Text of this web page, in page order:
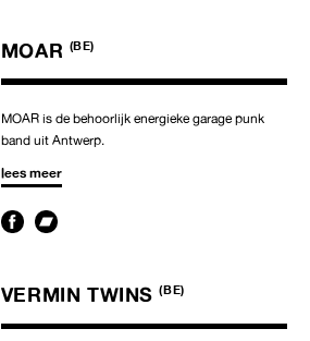
MOAR (BE)
MOAR is de behoorlijk energieke garage punk
band uit Antwerp.
lees meer
VERMIN TWINS (BE)